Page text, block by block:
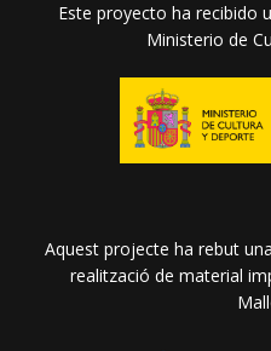
Este proyecto ha recibido
Ministerio de
Aquest projecte ha rebut
realització de material